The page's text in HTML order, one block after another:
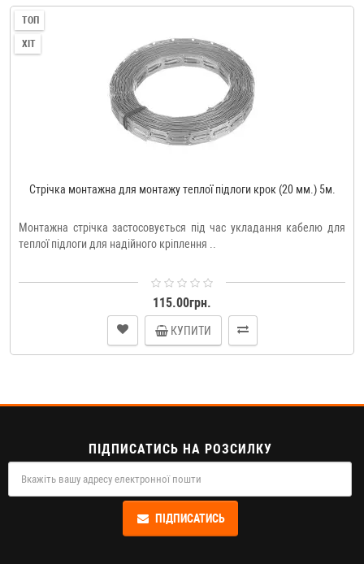
ТОП
ХІТ
Стрічка монтажна для монтажу теплої підлоги крок (20 мм.) 5м.
Монтажна стрічка застосовується під час укладання кабелю для
теплої підлоги для надійного кріплення ..
115.00грн.
КУПИТИ
ПІДПИСАТИСЬ НА РОЗСИЛКУ
ПІДПИСАТИСЬ